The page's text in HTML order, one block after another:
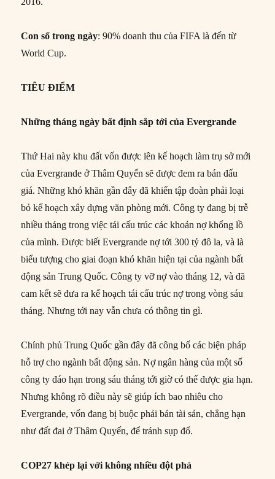
Con số trong ngày: 90% doanh thu của FIFA là đến từ
World Cup.
TIÊU ĐIỂM
Những tháng ngày bất định sắp tới của Evergrande
Thứ Hai này khu đất vốn được lên kế hoạch làm trụ sở mới
của Evergrande ở Thâm Quyến sẽ được đem ra bán đấu
giá. Những khó khăn gần đây đã khiến tập đoàn phải loại
bỏ kế hoạch xây dựng văn phòng mới. Công ty đang bị trễ
nhiều tháng trong việc tái cấu trúc các khoản nợ khổng lồ
của mình. Được biết Evergrande nợ tới 300 tỷ đô la, và là
biểu tượng cho giai đoạn khó khăn hiện tại của ngành bất
động sản Trung Quốc. Công ty vỡ nợ vào tháng 12, và đã
cam kết sẽ đưa ra kế hoạch tái cấu trúc nợ trong vòng sáu
tháng. Nhưng tới nay vẫn chưa có thông tin gì.
Chính phủ Trung Quốc gần đây đã công bố các biện pháp
hỗ trợ cho ngành bất động sản. Nợ ngân hàng của một số
công ty đáo hạn trong sáu tháng tới giờ có thể được gia hạn.
Nhưng không rõ điều này sẽ giúp ích bao nhiêu cho
Evergrande, vốn đang bị buộc phải bán tài sản, chẳng hạn
như đất đai ở Thâm Quyến, để tránh sụp đổ.
COP27 khép lại với không nhiều đột phá